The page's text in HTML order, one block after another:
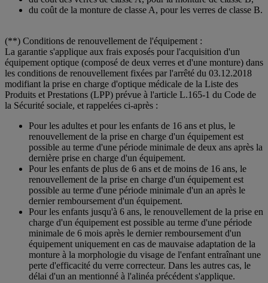
du coût de la monture de classe A, pour les verres de classe B.
(**) Conditions de renouvellement de l'équipement :
La garantie s'applique aux frais exposés pour l'acquisition d'un
équipement optique (composé de deux verres et d'une monture) dans
les conditions de renouvellement fixées par l'arrêté du 03.12.2018
modifiant la prise en charge d'optique médicale de la Liste des
Produits et Prestations (LPP) prévue à l'article L.165-1 du Code de
la Sécurité sociale, et rappelées ci-après :
Pour les adultes et pour les enfants de 16 ans et plus, le
renouvellement de la prise en charge d'un équipement est
possible au terme d'une période minimale de deux ans après la
dernière prise en charge d'un équipement.
Pour les enfants de plus de 6 ans et de moins de 16 ans, le
renouvellement de la prise en charge d'un équipement est
possible au terme d'une période minimale d'un an après le
dernier remboursement d'un équipement.
Pour les enfants jusqu'à 6 ans, le renouvellement de la prise en
charge d'un équipement est possible au terme d'une période
minimale de 6 mois après le dernier remboursement d'un
équipement uniquement en cas de mauvaise adaptation de la
monture à la morphologie du visage de l'enfant entraînant une
perte d'efficacité du verre correcteur. Dans les autres cas, le
délai d'un an mentionné à l'alinéa précédent s'applique.